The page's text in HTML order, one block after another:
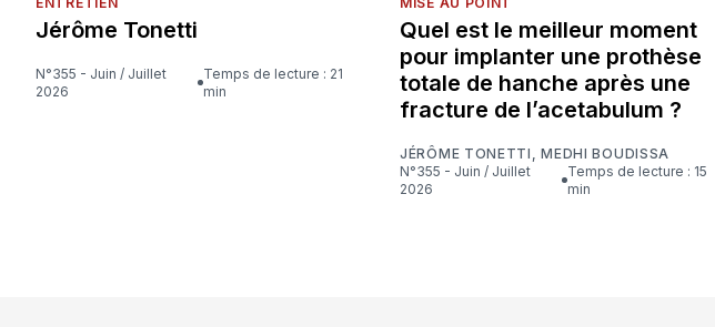
Jérôme Tonetti
N°355 - Juin / Juillet
2026
Temps de lecture : 21
min
Quel est le meilleur moment
pour implanter une prothèse
totale de hanche après une
fracture de l’acetabulum ?
JÉRÔME TONETTI ,MEDHI BOUDISSA
N°355 - Juin / Juillet
2026
Temps de lecture : 15
min